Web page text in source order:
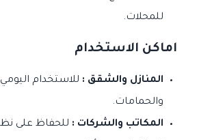
للمحلات.
اماكن الاستخدام
المنازل والشقق : للاستخدام
والحمامات.
المكاتب والشركات : للحفاظ على